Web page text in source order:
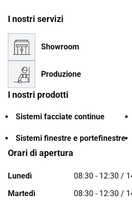
I nostri servizi
Showroom
Produzione
I nostri prodotti
Sistemi facciate continue
Sistemi finestre e portefinestre
Orari di apertura
Lunedì
08:30 - 12:30 /
Martedì
08:30 - 12:30 /